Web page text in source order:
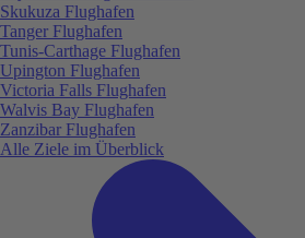
Skukuza Flughafen
Tanger Flughafen
Tunis-Carthage Flughafen
Upington Flughafen
Victoria Falls Flughafen
Walvis Bay Flughafen
Zanzibar Flughafen
Alle Ziele im Überblick